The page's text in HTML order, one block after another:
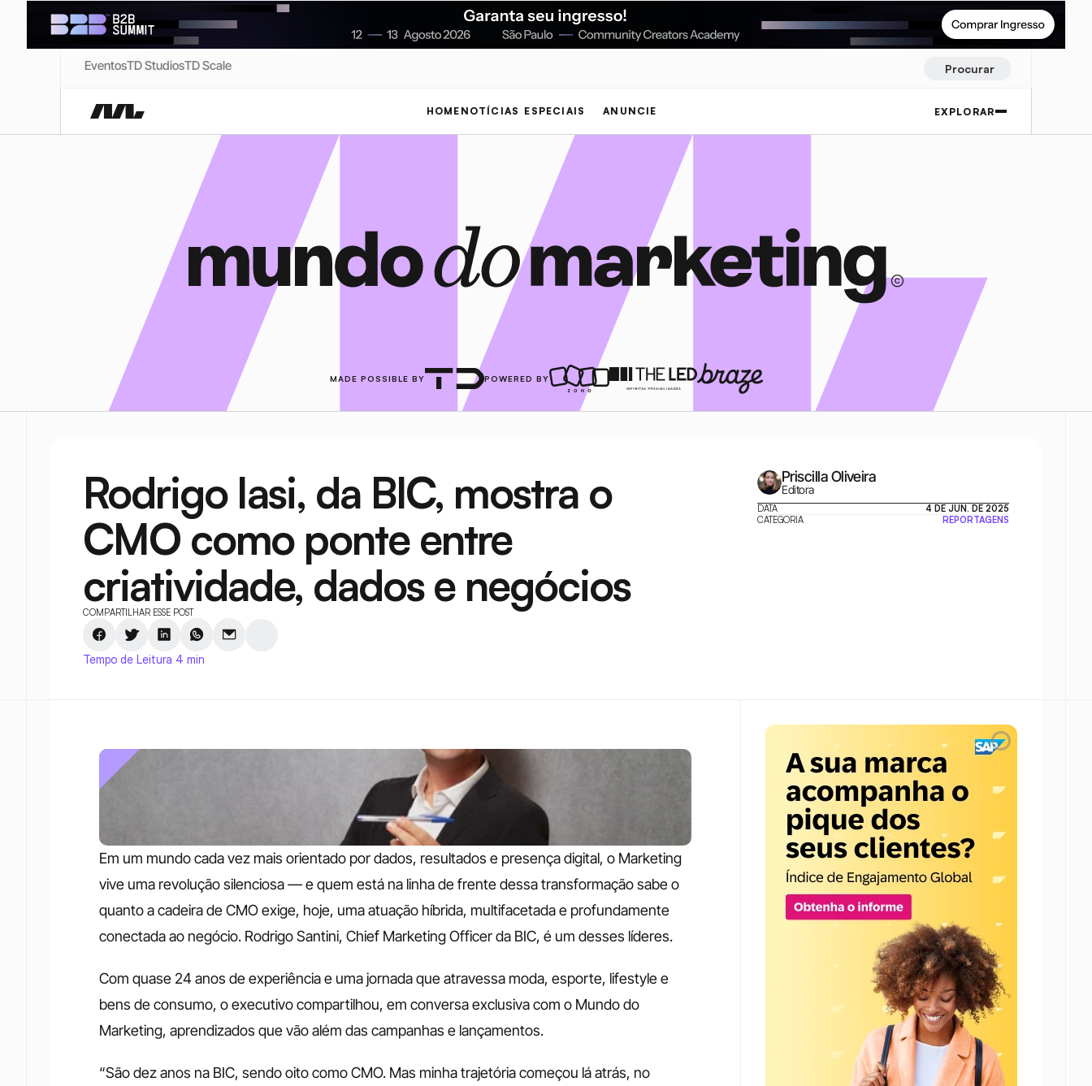
EventosTD StudiosTD Scale Procurar
HOME NOTÍCIAS ESPECIAIS ANUNCIE EXPLORAR
MADE POSSIBLE BY POWERED BY
Rodrigo Iasi, da BIC, mostra o
CMO como ponte entre
criatividade, dados e negócios
COMPARTILHAR ESSE POST
Tempo de Leitura 4 min
Priscilla Oliveira
Editora
DATA
4 DE JUN. DE 2025
CATEGORIA
REPORTAGENS
Em um mundo cada vez mais orientado por dados, resultados e presença digital, o Marketing
vive uma revolução silenciosa — e quem está na linha de frente dessa transformação sabe o
quanto a cadeira de CMO exige, hoje, uma atuação híbrida, multifacetada e profundamente
conectada ao negócio. Rodrigo Santini, Chief Marketing Officer da BIC, é um desses líderes.
Com quase 24 anos de experiência e uma jornada que atravessa moda, esporte, lifestyle e
bens de consumo, o executivo compartilhou, em conversa exclusiva com o Mundo do
Marketing, aprendizados que vão além das campanhas e lançamentos.
“São dez anos na BIC, sendo oito como CMO. Mas minha trajetória começou lá atrás, no